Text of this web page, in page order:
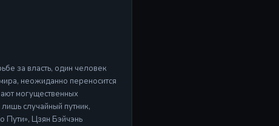
за власть, один человек
неожиданно переносится
могущественных
случайный путник,
Пути», Цзян Бэйчэнь